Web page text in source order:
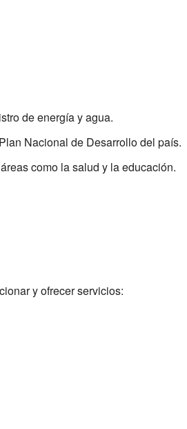
de energía y agua.
Nacional de Desarrollo del país.
como la salud y la educación.
y ofrecer servicios: